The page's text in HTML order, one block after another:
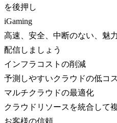
を後押し
iGaming
高速、安全、中断のない、魅
配信しましょう
インフラコストの削減
予測しやすいクラウドの低コ
マルチクラウドの最適化
クラウドリソースを統合して
お客様の信頼